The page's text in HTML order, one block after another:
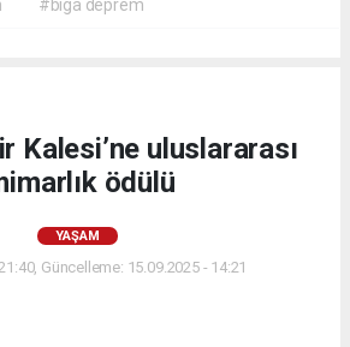
#biga deprem
Kalesi’ne uluslararası
ödülü
YAŞAM
Güncelleme: 15.09.2025 - 14:21